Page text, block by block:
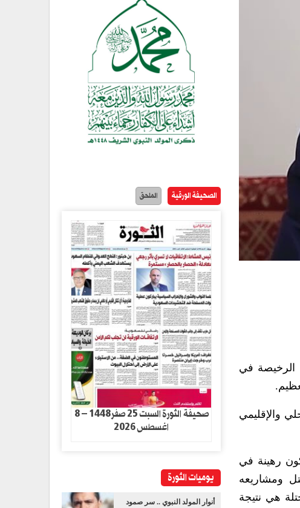
الرخيصة في
والإقليمي
رهينة في
ومشاريعه
هي نتيجة
الصحيفة الورقية الملحق
صحيفة الثورة السبت 25 صفر1448 – 8
اغسطس 2026
يوميات الثورة
أنوار المولد النبوي .. سر صمود